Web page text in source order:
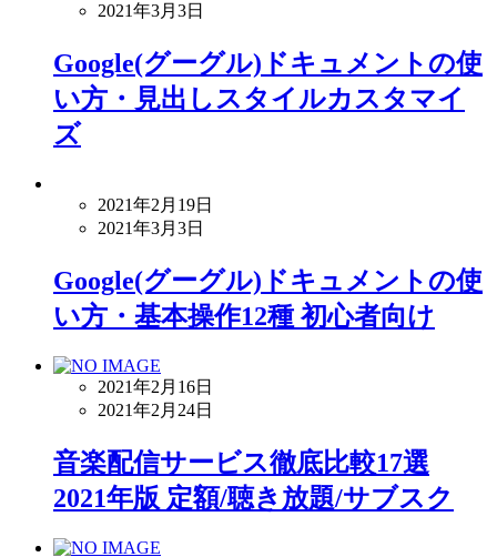
2021年3月3日
Google(グーグル)ドキュメントの使
い方・見出しスタイルカスタマイ
ズ
2021年2月19日
2021年3月3日
Google(グーグル)ドキュメントの使
い方・基本操作12種 初心者向け
2021年2月16日
2021年2月24日
音楽配信サービス徹底比較17選
2021年版 定額/聴き放題/サブスク